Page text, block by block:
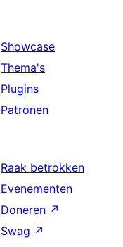
Showcase
Thema's
Plugins
Patronen
Raak betrokken
Evenementen
Doneren ↗
Swag ↗